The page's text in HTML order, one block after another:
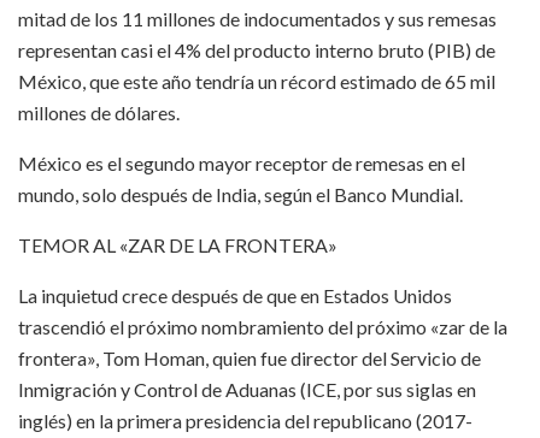
mitad de los 11 millones de indocumentados y sus remesas
representan casi el 4% del producto interno bruto (PIB) de
México, que este año tendría un récord estimado de 65 mil
millones de dólares.
México es el segundo mayor receptor de remesas en el
mundo, solo después de India, según el Banco Mundial.
TEMOR AL «ZAR DE LA FRONTERA»
La inquietud crece después de que en Estados Unidos
trascendió el próximo nombramiento del próximo «zar de la
frontera», Tom Homan, quien fue director del Servicio de
Inmigración y Control de Aduanas (ICE, por sus siglas en
inglés) en la primera presidencia del republicano (2017-